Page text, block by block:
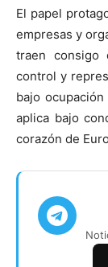
El papel
empresas y
traen consigo
control y
bajo
aplica bajo
corazón de